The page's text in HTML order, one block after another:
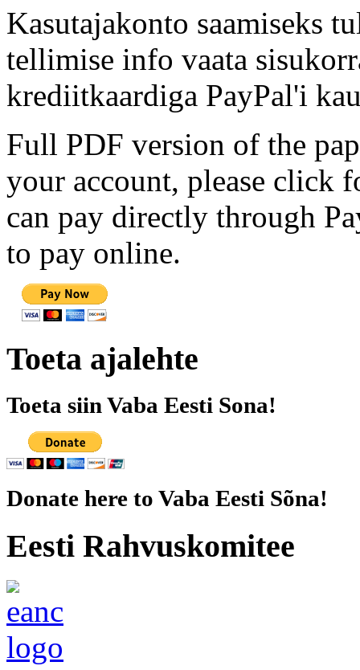
Kasutajakonto saamiseks
tellimise info vaata
krediitkaardiga PayPal'i
Full PDF version of the
your account, please click
can pay directly through
to pay online.
Toeta ajalehte
Toeta siin Vaba Eesti Sona!
Donate here to Vaba Eesti Sõna!
Eesti Rahvuskomitee